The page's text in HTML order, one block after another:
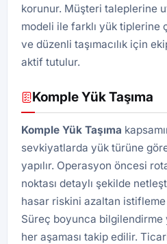
korunur. Müşteri taleplerine
modeli ile farklı yük tiplerine
ve düzenli taşımacılık için
aktif tutulur.
Komple Yük Taşıma
Komple Yük Taşıma
sevkiyatlarda yük türüne
yapılır. Operasyon öncesi
noktası detaylı şekilde
hasar riskini azaltan istifleme
Süreç boyunca bilgilendirme
her aşaması takip edilir.